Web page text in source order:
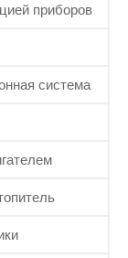
приборов
система